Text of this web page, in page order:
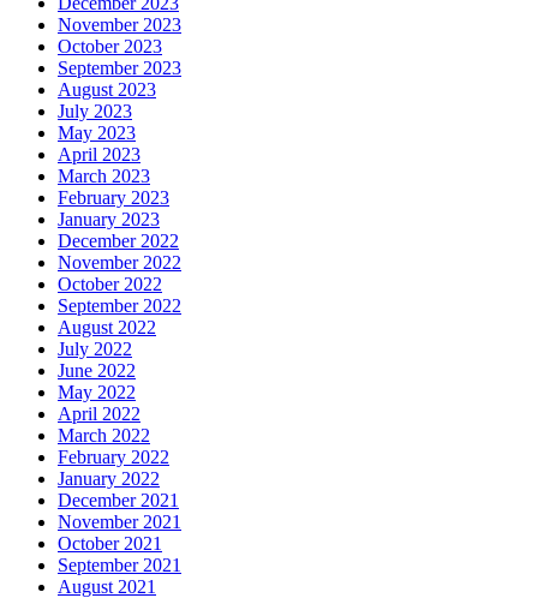
November 2023
October 2023
September 2023
August 2023
July 2023
May 2023
April 2023
March 2023
February 2023
January 2023
December 2022
November 2022
October 2022
September 2022
August 2022
July 2022
June 2022
May 2022
April 2022
March 2022
February 2022
January 2022
December 2021
November 2021
October 2021
September 2021
August 2021